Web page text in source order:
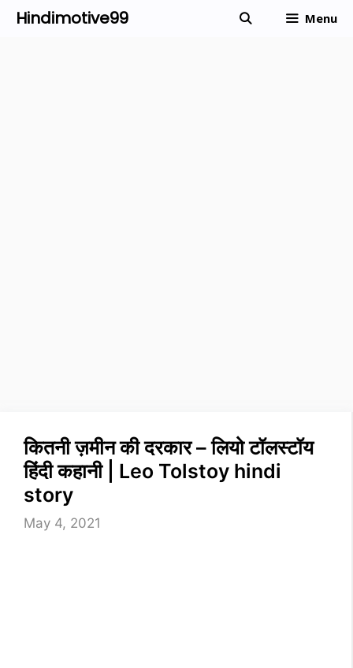
SkipHindimotive99 Menu
कितनी ज़मीन की दरकार – लियो टॉलस्टॉय
हिंदी कहानी | Leo Tolstoy hindi
story
May 4, 2021